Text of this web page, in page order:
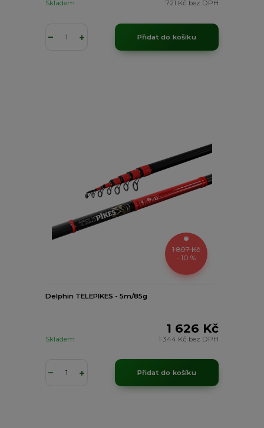
721 Kč bez DPH
Skladem
Přidat do košíku
1 807 Kč
- 10 %
Delphin TELEPIKES - 5m/85g
1 626 Kč
1 344 Kč bez DPH
Skladem
Přidat do košíku